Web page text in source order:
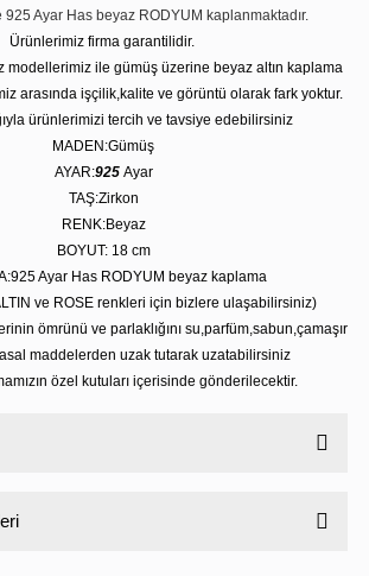
Ayar Has beyaz RODYUM kaplanmaktadır.
Ürünlerimiz firma garantilidir.
modellerimiz ile gümüş üzerine beyaz altın kaplama
arasında işçilik,kalite ve görüntü olarak fark yoktur.
ürünlerimizi tercih ve tavsiye edebilirsiniz
MADEN:Gümüş
AYAR:925 Ayar
TAŞ:Zirkon
RENK:Beyaz
BOYUT: 18 cm
Ayar Has RODYUM beyaz kaplama
ve ROSE renkleri için bizlere ulaşabilirsiniz)
ömrünü ve parlaklığını su,parfüm,sabun,çamaşır
maddelerden uzak tutarak uzatabilirsiniz
özel kutuları içerisinde gönderilecektir.